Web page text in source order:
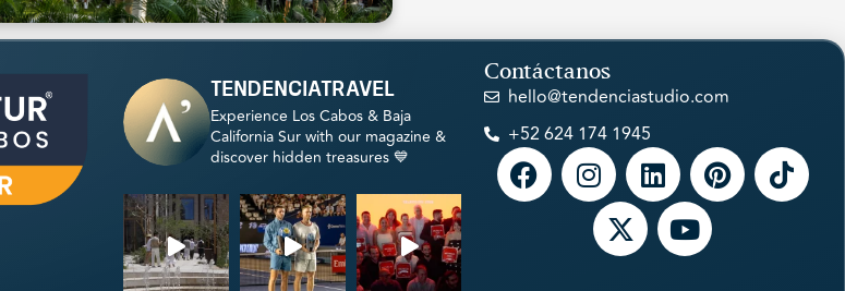
tendenciatravel
Experience Los Cabos & Baja
California Sur with our magazine &
discover hidden treasures 💙
Contáctanos
hello@tendenciastudio.com
+52 624 174 1945